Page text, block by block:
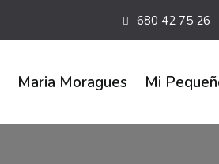
680 42 75 26
Maria Moragues Mi